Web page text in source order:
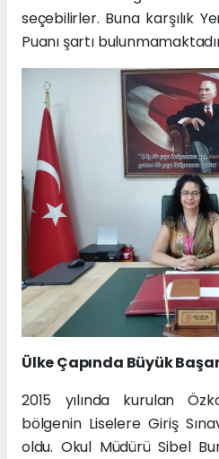
seçebilirler. Buna karşılık
Puanı şartı
Ülke Çapında Büyük
2015 yılında kurulan
bölgenin Liselere Giriş
oldu. Okul Müdürü Sibel